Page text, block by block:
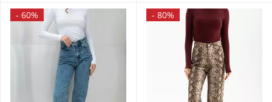
- 60% - 80%